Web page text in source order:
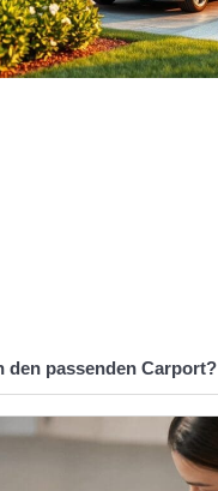
den passenden Carport?